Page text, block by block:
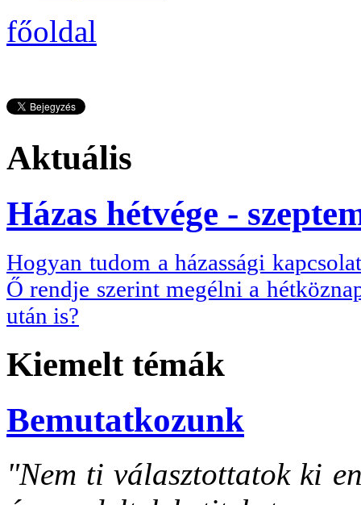
főoldal
Aktuális
Házas hétvége -
Hogyan tudom a házassági
Ő rendje szerint megélni a
után is?
Kiemelt témák
Bemutatkozunk
"Nem ti választottatok ki